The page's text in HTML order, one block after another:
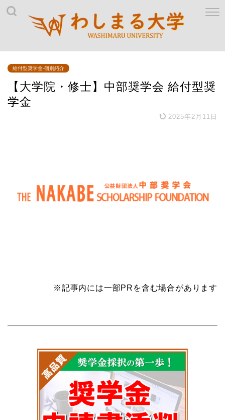
給付型奨学金-個別紹介
【大学院・修士】中部奨学会 給付型奨
学金
2025年2月11日
※記事内には一部PRを含む場合があります